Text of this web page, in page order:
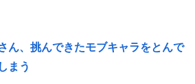
ん、挑んできたモブキャラをとんで
まう